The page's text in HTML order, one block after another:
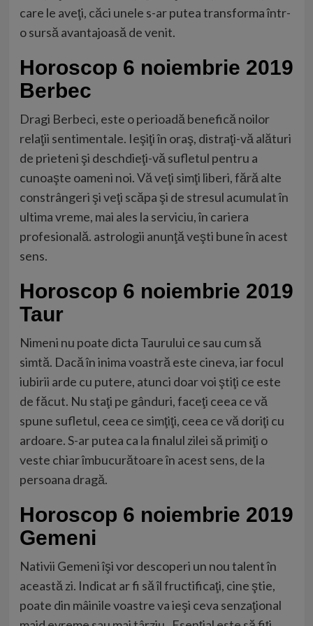
care le aveţi, căci unele s-ar putea transforma într-
o sursă avantajoasă de venit.
Horoscop 6 noiembrie 2019
Berbec
Dragi Berbeci, este o perioadă benefică noilor
relaţii sentimentale. Ieşiţi în oraş, distraţi-vă alături
de prieteni şi deschdieţi-vă sufletul pentru a
cunoaşte oameni noi. Vă veţi simţi liberi, fără alte
constrângeri şi veţi scăpa şi de stresul acumulat în
ultima vreme, mai ales la serviciu, în cariera
profesională. astrologii anunţă veşti bune în acest
sens.
Horoscop 6 noiembrie 2019
Taur
Nimeni nu poate dicta Taurului ce sau cum să
simtă. Dacă în inima voastră este cineva, iar focul
iubirii arde cu putere, atunci doar voi ştiţi ce este
de făcut. Nu staţi pe gânduri, faceţi ceea ce vă
spune sufletul, ceea ce simţiţi, ceea ce vă doriţi cu
ardoare. S-ar putea ca la finalul zilei să primiţi o
veste chiar îmbucurătoare în acest sens, de la
persoana dragă.
Horoscop 6 noiembrie 2019
Gemeni
Nativii Gemeni îşi vor descoperi un nou talent în
această zi. Indicat ar fi să îl fructificaţi, cine ştie,
poate din mâinile voastre va ieşi ceva senzaţional